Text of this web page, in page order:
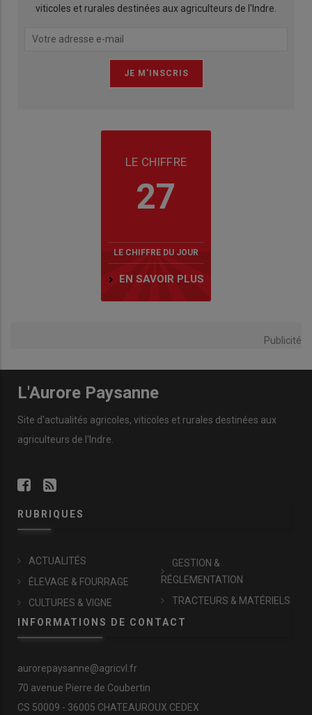
viticoles et rurales destinées aux agriculteurs de l'Indre.
LE CHIFFRE
27
LE CHIFFRE DU JOUR
EN SAVOIR PLUS
Publicité
L'Aurore Paysanne
Site d'actualités agricoles, viticoles et rurales destinées aux
agriculteurs de l'Indre.
RUBRIQUES
ACTUALITÉS
ÉLEVAGE & FOURRAGE
CULTURES & VIGNE
GESTION &
RÉGLEMENTATION
TRACTEURS & MATÉRIELS
INFORMATIONS DE CONTACT
aurorepaysanne@agricvl.fr
70 avenue Pierre de Coubertin
CS 50009 - 36005 CHATEAUROUX CEDEX